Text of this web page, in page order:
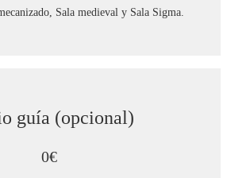
Sala medieval y Sala Sigma.
guía (opcional)
0€